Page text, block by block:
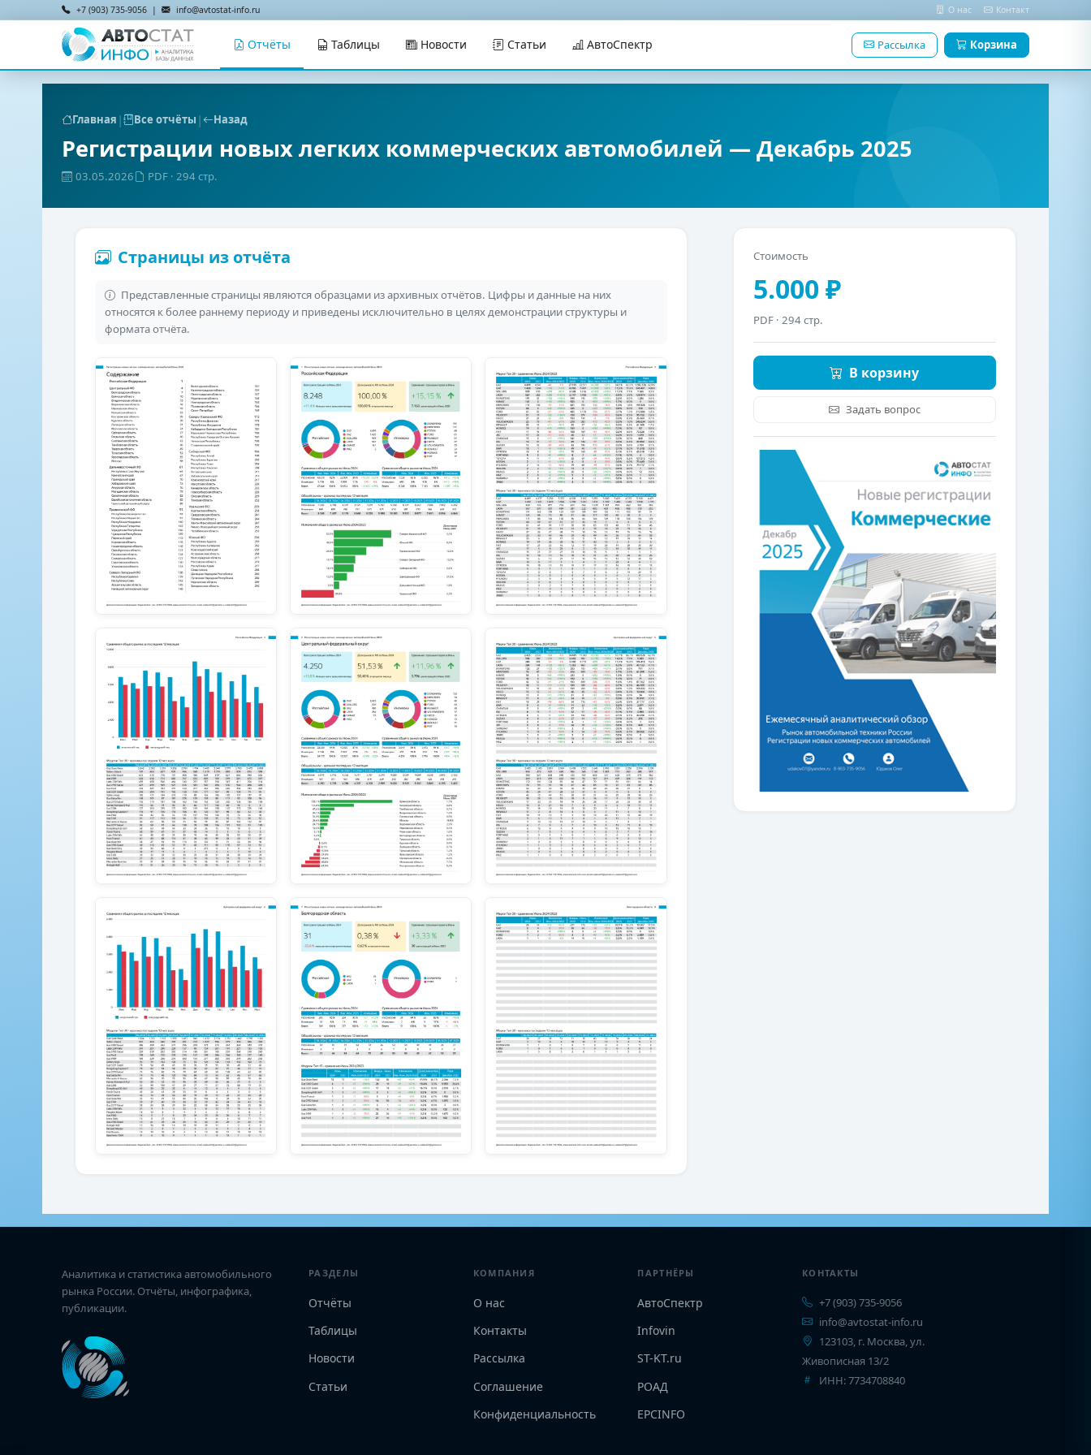
+7 (903) 735-9056 | info@avtostat-info.ru О нас Контакт
Отчёты Таблицы Новости Статьи АвтоСпектр Рассылка Корзина
Главная | Все отчёты | Назад
Регистрации новых легких коммерческих автомобилей — Декабрь 2025
03.05.2026 PDF · 294 стр.
Страницы из отчёта
Представленные страницы являются образцами из архивных отчётов. Цифры и данные на них
относятся к более раннему периоду и приведены исключительно в целях демонстрации структуры и
формата отчёта.
Стоимость
5.000 ₽
PDF · 294 стр.
В корзину
Задать вопрос
Аналитика и статистика автомобильного
рынка России. Отчёты, инфографика,
публикации.
РАЗДЕЛЫ
Отчёты
Таблицы
Новости
Статьи
КОМПАНИЯ
О нас
Контакты
Рассылка
Соглашение
Конфиденциальность
ПАРТНЁРЫ
АвтоСпектр
Infovin
ST-KT.ru
РОАД
EPCINFO
КОНТАКТЫ
+7 (903) 735-9056
info@avtostat-info.ru
123103, г. Москва, ул.
Живописная 13/2
ИНН: 7734708840